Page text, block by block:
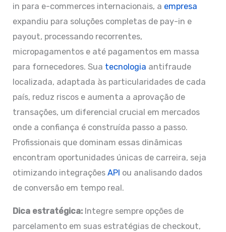
in para e-commerces internacionais, a empresa
expandiu para soluções completas de pay-in e
payout, processando recorrentes,
micropagamentos e até pagamentos em massa
para fornecedores. Sua tecnologia antifraude
localizada, adaptada às particularidades de cada
país, reduz riscos e aumenta a aprovação de
transações, um diferencial crucial em mercados
onde a confiança é construída passo a passo.
Profissionais que dominam essas dinâmicas
encontram oportunidades únicas de carreira, seja
otimizando integraçõesAPI ou analisando dados
de conversão em tempo real.
Dica estratégica: Integre sempre opções de
parcelamento em suas estratégias de checkout,